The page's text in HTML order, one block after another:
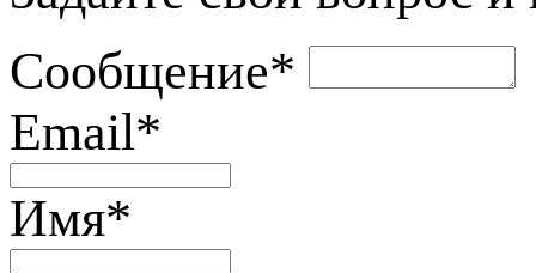
Сообщение*
Email*
Имя*